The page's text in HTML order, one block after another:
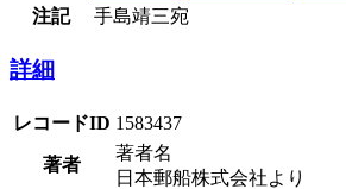
注記
手島靖三宛
詳細
レコードID 1583437
著者
著者名
日本郵船株式会社より